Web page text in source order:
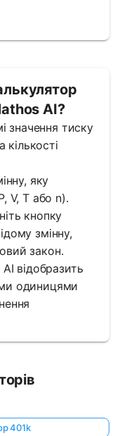
AI?
значення тиску
яку
V, T або n).
кнопку
змінну,
закон.
відобразить
одиницями
401k